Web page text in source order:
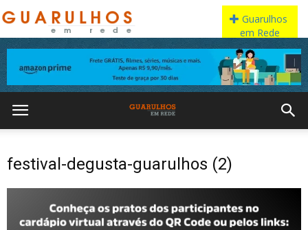
festival-degusta-guarulhos (2)